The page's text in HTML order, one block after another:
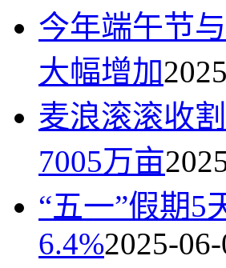
今年端午节
大幅增加
麦浪滚滚收
7005万亩
“五一”假期5
6.4%2025-